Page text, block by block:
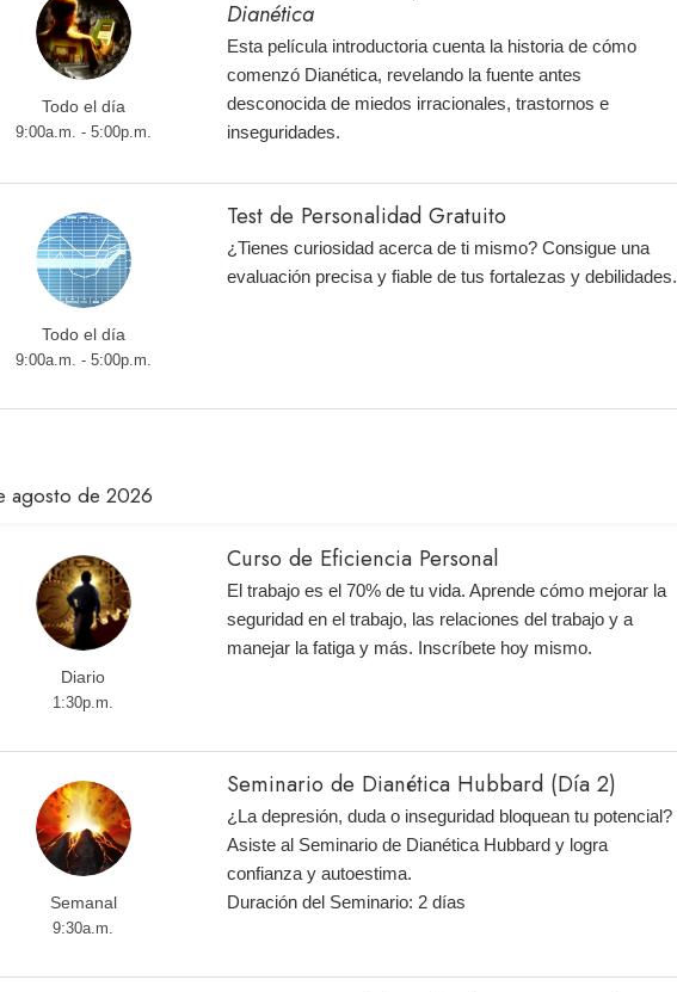
Todo el día
9:00a.m. - 5:00p.m.
Dianética
Esta película introductoria cuenta la historia de cómo
comenzó Dianética, revelando la fuente antes
desconocida de miedos irracionales, trastornos e
inseguridades.
Todo el día
9:00a.m. - 5:00p.m.
Test de Personalidad Gratuito
¿Tienes curiosidad acerca de ti mismo? Consigue una
evaluación precisa y fiable de tus fortalezas y debilidades.
agosto de 2026
Diario
1:30p.m.
Curso de Eficiencia Personal
El trabajo es el 70% de tu vida. Aprende cómo mejorar la
seguridad en el trabajo, las relaciones del trabajo y a
manejar la fatiga y más. Inscríbete hoy mismo.
Semanal
9:30a.m.
Seminario de Dianética Hubbard (Día 2)
¿La depresión, duda o inseguridad bloquean tu potencial?
Asiste al Seminario de Dianética Hubbard y logra
confianza y autoestima.
Duración del Seminario: 2 días